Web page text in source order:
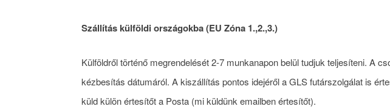
Szállítás külföldi országokba (EU Zóna 1.,2.,3.)
Külföldről történő megrendelését 2-7 munkanapon belül tudjuk teljesíteni. A
kézbesítás dátumáról. A kiszállítás pontos idejéről a GLS futárszolgálat is
küld külön értesítőt a Posta (mi küldünk emailben értesítőt).